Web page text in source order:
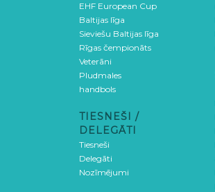
EHF European Cup
Baltijas līga
Sieviešu Baltijas līga
Rīgas čempionāts
Veterāni
Pludmales
handbols
TIESNEŠI /
DELEGĀTI
Tiesneši
Delegāti
Nozīmējumi